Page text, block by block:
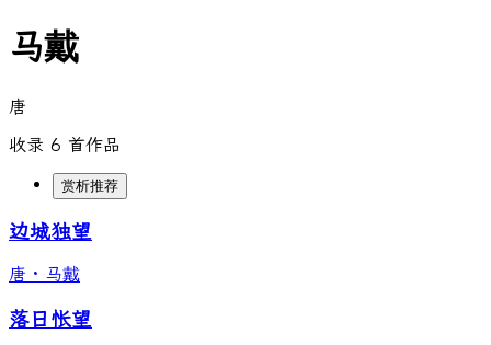
马戴
唐
收录 6 首作品
赏析推荐
边城独望
唐 · 马戴
落日怅望